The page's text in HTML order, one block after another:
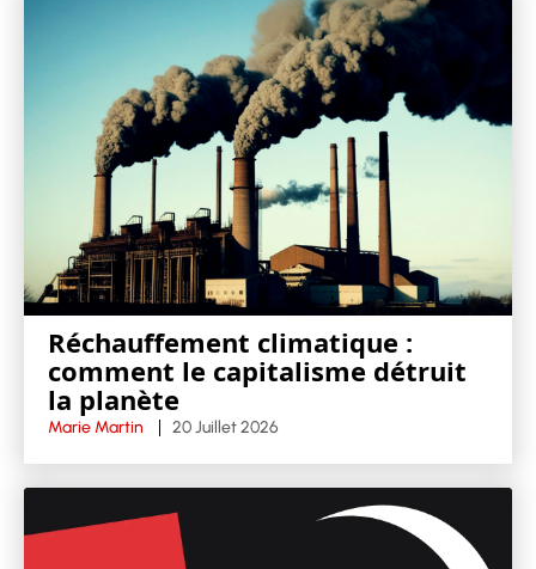
Réchauffement climatique :
comment le capitalisme détruit
la planète
Marie Martin 20 Juillet 2026